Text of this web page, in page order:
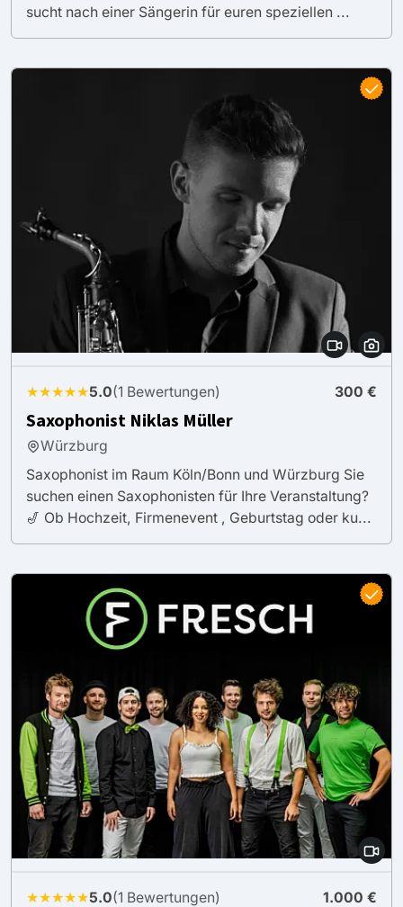
sucht nach einer Sängerin für euren speziellen ...
★★★★★5.0(1 Bewertungen) 300 €
Saxophonist Niklas Müller
Würzburg
Saxophonist im Raum Köln/Bonn und Würzburg Sie
suchen einen Saxophonisten für Ihre Veranstaltung?
🎷 Ob Hochzeit, Firmenevent , Geburtstag oder ku...
★★★★★5.0(1 Bewertungen) 1.000 €